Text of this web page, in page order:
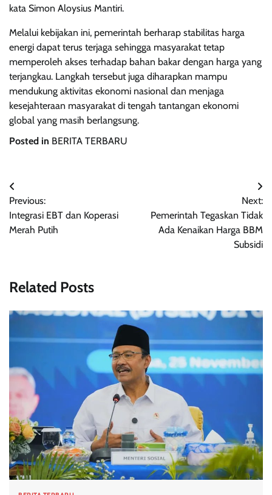
kata Simon Aloysius Mantiri.
Melalui kebijakan ini, pemerintah berharap stabilitas harga
energi dapat terus terjaga sehingga masyarakat tetap
memperoleh akses terhadap bahan bakar dengan harga yang
terjangkau. Langkah tersebut juga diharapkan mampu
mendukung aktivitas ekonomi nasional dan menjaga
kesejahteraan masyarakat di tengah tantangan ekonomi
global yang masih berlangsung.
Posted in BERITA TERBARU
Post
navigation
Previous:
Integrasi EBT dan Koperasi
Merah Putih
Next:
Pemerintah Tegaskan Tidak
Ada Kenaikan Harga BBM
Subsidi
Related Posts